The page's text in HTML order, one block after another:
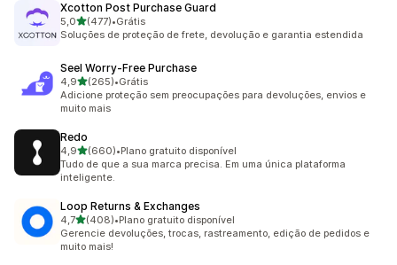
Xcotton Post Purchase Guard
5,0de 5 estrelas
(477)
477 avaliações ao todo
•Grátis
Soluções de proteção de frete, devolução e garantia estendida
Seel Worry‑Free Purchase
4,9de 5 estrelas
(265)
265 avaliações ao todo
•Grátis
Adicione proteção sem preocupações para devoluções, envios e
muito mais
Redo
4,9de 5 estrelas
(660)
660 avaliações ao todo
•Plano gratuito disponível
Tudo de que a sua marca precisa. Em uma única plataforma
inteligente.
Loop Returns & Exchanges
4,7de 5 estrelas
(408)
408 avaliações ao todo
•Plano gratuito disponível
Gerencie devoluções, trocas, rastreamento, edição de pedidos e
muito mais!